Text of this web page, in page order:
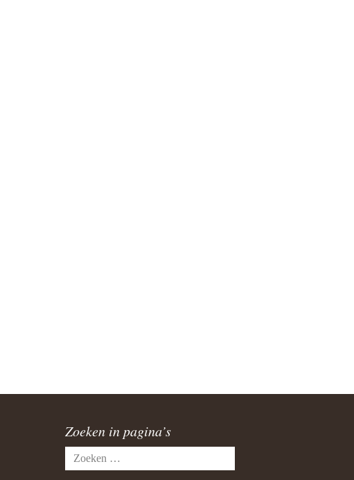
Zoeken in pagina’s
Zoeken
naar: